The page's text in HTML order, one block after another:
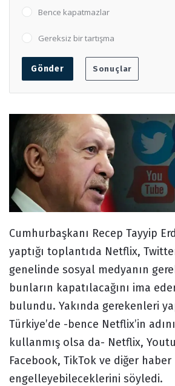
Bence kapatmazlar
Gereksiz bir tartışma
Cumhurbaşkanı Recep Tayyip
yaptığı toplantıda Netflix,
genelinde sosyal medyanın
bunların kapatılacağını ima
bulundu. Yakında gerekenleri
Türkiye’de -bence Netflix’in
kullanmış olsa da- Netflix,
Facebook, TikTok ve diğer haber
engelleyebileceklerini söyledi.